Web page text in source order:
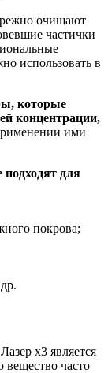
очищают
частички
использовать в
которые
концентрации,
ими
для
покрова;
х3 является
вещество часто